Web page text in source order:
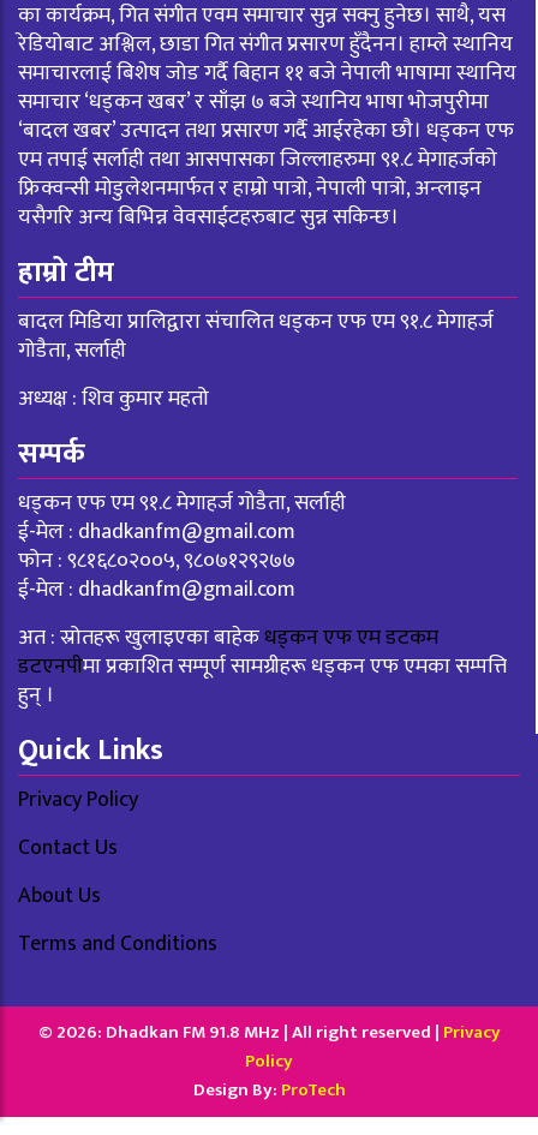
का कार्यक्रम, गित संगीत एवम समाचार सुन्न सक्नु हुनेछ। साथै, यस
रेडियोबाट अश्लिल, छाडा गित संगीत प्रसारण हुँदैनन। हाम्ले स्थानिय
समाचारलाई बिशेष जोड गर्दै बिहान ११ बजे नेपाली भाषामा स्थानिय
समाचार ‘धड्कन खबर’ र साँझ ७ बजे स्थानिय भाषा भोजपुरीमा
‘बादल खबर’ उत्पादन तथा प्रसारण गर्दै आईरहेका छौ। धड्कन एफ
एम तपाई सर्लाही तथा आसपासका जिल्लाहरुमा ९१.८ मेगाहर्जको
फ्रिक्वन्सी मोडुलेशनमार्फत र हाम्रो पात्रो, नेपाली पात्रो, अन्लाइन
यसैगरि अन्य बिभिन्न वेवसाईटहरुबाट सुन्न सकिन्छ।
हाम्रो टीम
बादल मिडिया प्रालिद्वारा संचालित धड्कन एफ एम ९१.८ मेगाहर्ज
गोडैता, सर्लाही
अध्यक्ष : शिव कुमार महतो
सम्पर्क
धड्कन एफ एम ९१.८ मेगाहर्ज गोडैता, सर्लाही
ई-मेल : dhadkanfm@gmail.com
फोन : ९८१६८०२००५, ९८०७१२९२७७
ई-मेल : dhadkanfm@gmail.com
अत : स्रोतहरू खुलाइएका बाहेकधड्कन एफ एम डटकम
डटएनपीमा प्रकाशित सम्पूर्ण सामग्रीहरू धड्कन एफ एमका सम्पत्ति
हुन् ।
Quick Links
Privacy Policy
Contact Us
About Us
Terms and Conditions
© 2026: Dhadkan FM 91.8 MHz | All right reserved | Privacy
Policy
Design By: ProTech